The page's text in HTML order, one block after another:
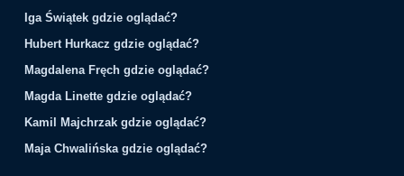
Iga Świątek gdzie oglądać?
Hubert Hurkacz gdzie oglądać?
Magdalena Fręch gdzie oglądać?
Magda Linette gdzie oglądać?
Kamil Majchrzak gdzie oglądać?
Maja Chwalińska gdzie oglądać?